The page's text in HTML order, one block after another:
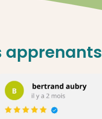
apprenants